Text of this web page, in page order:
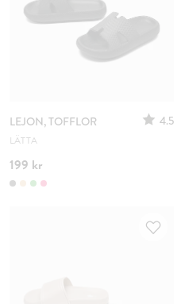
LEJON, TOFFLOR 4.5
LÄTTA
199 kr